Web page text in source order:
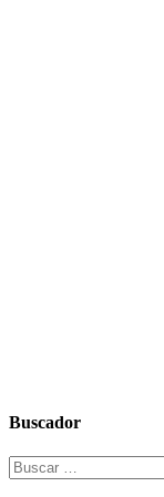
Buscador
Buscar: